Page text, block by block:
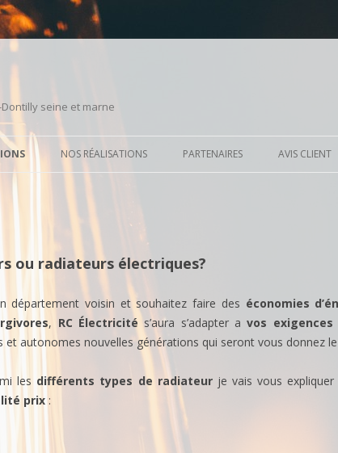
seine et marne
Aller
principal
PARTIELLES
ÉLECTRIQUES
NOS RÉALISATIONS
POSE D’ANTENNE TÉLÉVISION
ÉCLAIRAGES EXTERIEURS
REMPLACEMENT DE TABLEAU
ÉLECTRIQUE
PARTENAIRES AVIS CLIENT
ou radiateurs électriques?
département voisin et souhaitez faire des économies
, RC Électricité s’aura s’adapter avos
et autonomes nouvelles générations qui seront vous donnez
les différents types de radiateurje vais vous expliquer
prix :